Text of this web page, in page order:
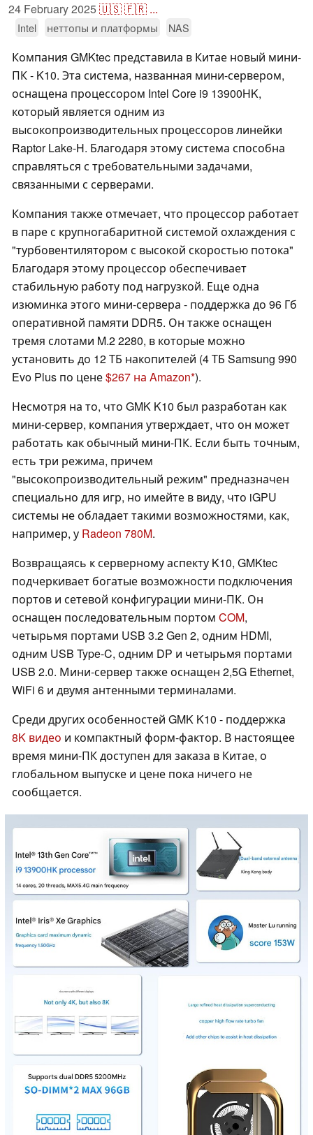
24 February 2025🇺🇸🇫🇷 ...
Intel неттопы и платформы NAS
Компания GMKtec представила в Китае новый мини-
ПК - K10. Эта система, названная мини-сервером,
оснащена процессором Intel Core i9 13900HK,
который является одним из
высокопроизводительных процессоров линейки
Raptor Lake-H. Благодаря этому система способна
справляться с требовательными задачами,
связанными с серверами.
Компания также отмечает, что процессор работает
в паре с крупногабаритной системой охлаждения с
"турбовентилятором с высокой скоростью потока"
Благодаря этому процессор обеспечивает
стабильную работу под нагрузкой. Еще одна
изюминка этого мини-сервера - поддержка до 96 Гб
оперативной памяти DDR5. Он также оснащен
тремя слотами M.2 2280, в которые можно
установить до 12 ТБ накопителей (4 ТБ Samsung 990
Evo Plus по цене$267 на Amazon ).
Несмотря на то, что GMK K10 был разработан как
мини-сервер, компания утверждает, что он может
работать как обычный мини-ПК. Если быть точным,
есть три режима, причем
"высокопроизводительный режим" предназначен
специально для игр, но имейте в виду, что iGPU
системы не обладает такими возможностями, как,
например, у Radeon 780M.
Возвращаясь к серверному аспекту K10, GMKtec
подчеркивает богатые возможности подключения
портов и сетевой конфигурации мини-ПК. Он
оснащен последовательным портом COM,
четырьмя портами USB 3.2 Gen 2, одним HDMI,
одним USB Type-C, одним DP и четырьмя портами
USB 2.0. Мини-сервер также оснащен 2,5G Ethernet,
WiFi 6 и двумя антенными терминалами.
Среди других особенностей GMK K10 - поддержка
8K видео и компактный форм-фактор. В настоящее
время мини-ПК доступен для заказа в Китае, о
глобальном выпуске и цене пока ничего не
сообщается.